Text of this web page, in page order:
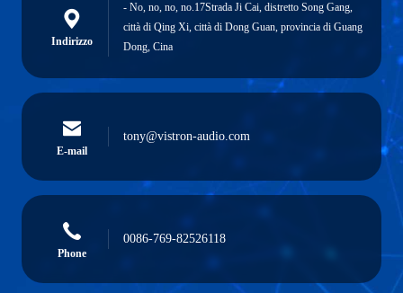
Indirizzo
- No, no, no, no.17Strada Ji Cai, distretto Song Gang,
città di Qing Xi, città di Dong Guan, provincia di Guang
Dong, Cina
E-mail
tony@vistron-audio.com
Phone
0086-769-82526118